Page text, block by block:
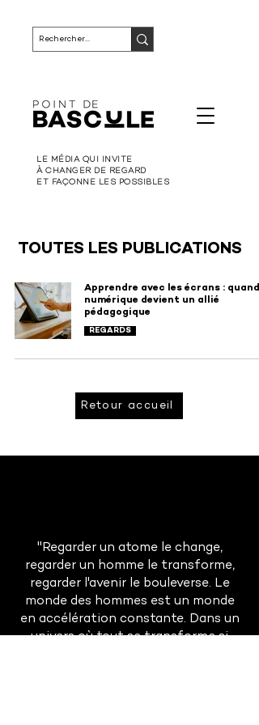
LE MÉDIA QUI INVITE
À CHANGER DE REGARD
ET FAÇONNE LES POSSIBLES
TOUTES LES PUBLICATIONS
Apprendre avec les écrans : quand
numérique devient un allié
pédagogique
REGARDS
Retour accueil
"Regarder un atome le change,
regarder un homme le transforme,
regarder l'avenir le bouleverse. Le
monde des hommes est un monde
en accélération constante. Dans un
univers où tout se transforme si